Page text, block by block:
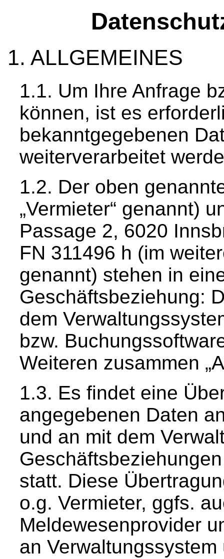
ALLGEMEINES
Um Ihre Anfrage
können, ist es
bekanntgegebenen
weiterverarbeitet
Der oben
„Vermieter“ genannt)
Passage 2, 6020
FN 311496 h (im
genannt) stehen in
Geschäftsbeziehung:
dem
bzw.
Weiteren zusammen
Es findet eine
angegebenen Daten
und an mit dem
statt. Diese
o.g. Vermieter, ggfs.
Meldewesenprovider
an